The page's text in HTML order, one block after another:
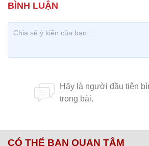
CÓ THỂ BẠN QUAN TÂM